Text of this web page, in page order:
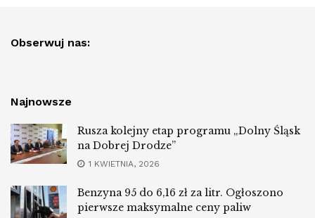
Obserwuj nas:
Najnowsze
Rusza kolejny etap programu „Dolny Śląsk
na Dobrej Drodze”
1 KWIETNIA, 2026
Benzyna 95 do 6,16 zł za litr. Ogłoszono
pierwsze maksymalne ceny paliw